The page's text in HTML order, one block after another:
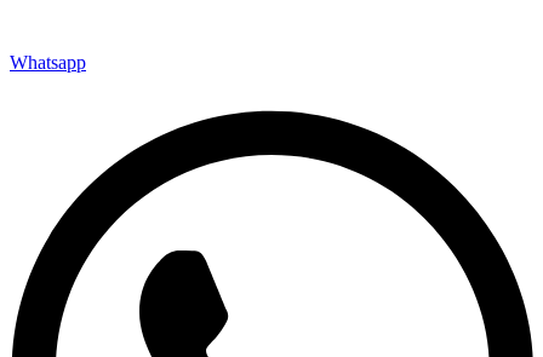
Whatsapp